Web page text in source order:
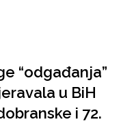
“odgađanja”
u BiH
i 72.